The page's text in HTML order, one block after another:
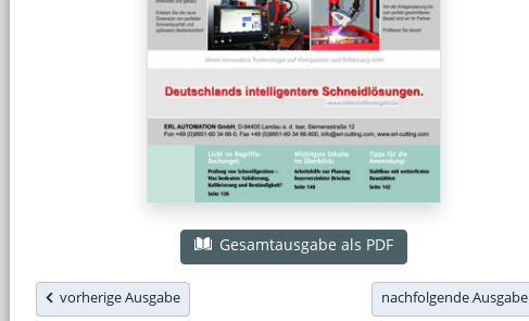
Gesamtausgabe als PDF
vorherige Ausgabe nachfolgende Ausgabe